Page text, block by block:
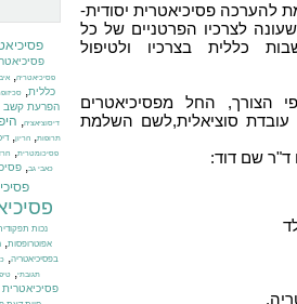
להערכה פסיכיאטרית יסודית-
לצרכיו הפרטניים של כל
כללית בצרכיו ולטיפול
הצורך, החל מפסיכיאטרים
עובדת סוציאלית,לשם השלמת
ד"ר שם דוד:
פסיכיאטריה,
כללית,
הפרעת קשב
דיסוציאציה,
תרופות,הריון,
פסיכומטרית,
כאבי גב,
נכות
אפוטרופסות,
בפסיכיאטריה,
תגובתי,